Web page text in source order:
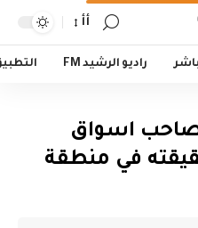
أأ
راديو الرشيد FM
صاحب اسواق
في منطقة